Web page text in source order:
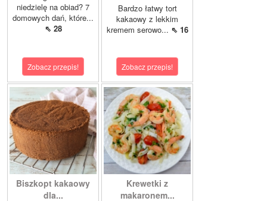
niedzielę na obiad? 7
domowych dań, które...
⇖ 28
Zobacz przepis!
Bardzo łatwy tort
kakaowy z lekkim
kremem serowo... ⇖ 16
Zobacz przepis!
Biszkopt kakaowy
dla...
Krewetki z
makaronem...